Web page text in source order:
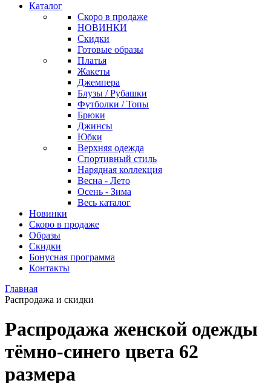
Каталог
Скоро в продаже
НОВИНКИ
Скидки
Готовые образы
Платья
Жакеты
Джемпера
Блузы / Рубашки
Футболки / Топы
Брюки
Джинсы
Юбки
Верхняя одежда
Спортивный стиль
Нарядная коллекция
Весна - Лето
Осень - Зима
Весь каталог
Новинки
Скоро в продаже
Образы
Скидки
Бонусная программа
Контакты
Главная
Распродажа и скидки
Распродажа женской одежды
тёмно-синего цвета 62
размера